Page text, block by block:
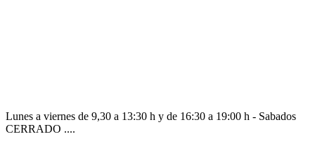
Lunes a viernes de 9,30 a 13:30 h y de 16:30 a 19:00 h - Sabados
CERRADO ....